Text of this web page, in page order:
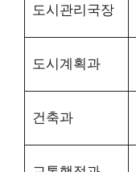
도시관리국장
도시계획과
건축과